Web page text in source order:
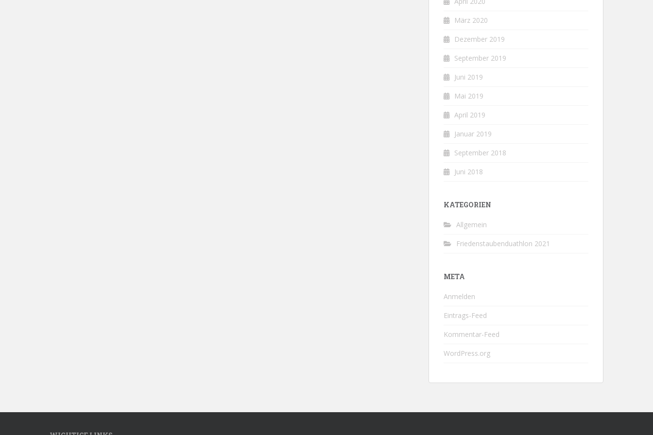
März 2020
Dezember 2019
September 2019
Juni 2019
Mai 2019
April 2019
Januar 2019
September 2018
Juni 2018
KATEGORIEN
Allgemein
Friedenstaubenduathlon 2021
META
Anmelden
Eintrags-Feed
Kommentar-Feed
WordPress.org